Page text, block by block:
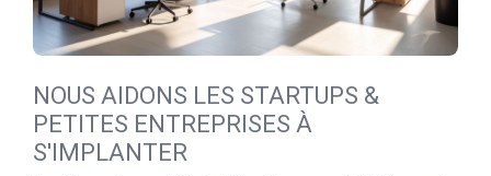
NOUS AIDONS LES STARTUPS &
PETITES ENTREPRISES À
S'IMPLANTER